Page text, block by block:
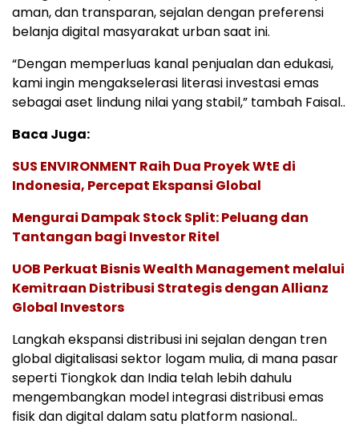
aman, dan transparan, sejalan dengan preferensi
belanja digital masyarakat urban saat ini.
“Dengan memperluas kanal penjualan dan edukasi,
kami ingin mengakselerasi literasi investasi emas
sebagai aset lindung nilai yang stabil,” tambah Faisal..
Baca Juga:
SUS ENVIRONMENT Raih Dua Proyek WtE di
Indonesia, Percepat Ekspansi Global
Mengurai Dampak Stock Split: Peluang dan
Tantangan bagi Investor Ritel
UOB Perkuat Bisnis Wealth Management melalui
Kemitraan Distribusi Strategis dengan Allianz
Global Investors
Langkah ekspansi distribusi ini sejalan dengan tren
global digitalisasi sektor logam mulia, di mana pasar
seperti Tiongkok dan India telah lebih dahulu
mengembangkan model integrasi distribusi emas
fisik dan digital dalam satu platform nasional..